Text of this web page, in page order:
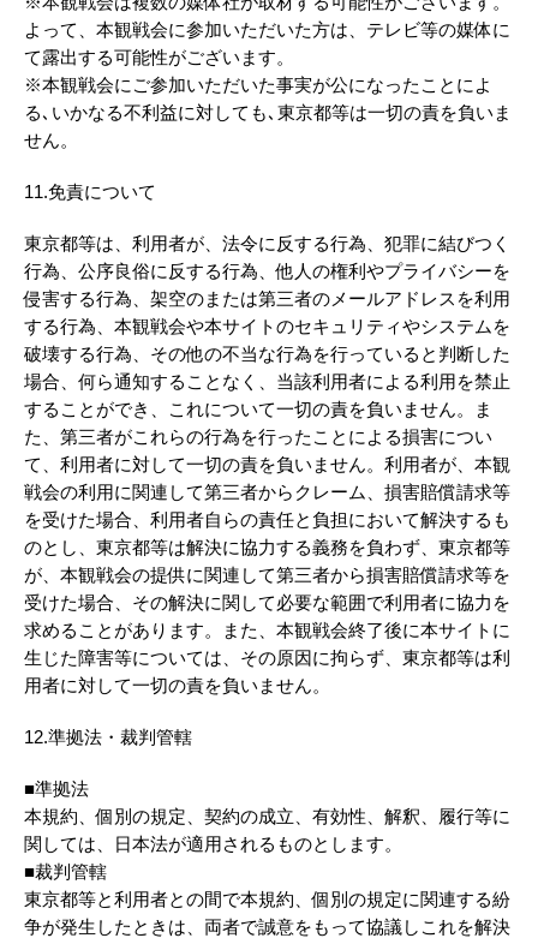
よって、本観戦会に参加いただいた方は、テレビ等の媒体に
て露出する可能性がございます。
※本観戦会にご参加いただいた事実が公になったことによ
る､いかなる不利益に対しても､東京都等は一切の責を負いま
せん。
11.免責について
東京都等は、利用者が、法令に反する行為、犯罪に結びつく
行為、公序良俗に反する行為、他人の権利やプライバシーを
侵害する行為、架空のまたは第三者のメールアドレスを利用
する行為、本観戦会や本サイトのセキュリティやシステムを
破壊する行為、その他の不当な行為を行っていると判断した
場合、何ら通知することなく、当該利用者による利用を禁止
することができ、これについて一切の責を負いません。ま
た、第三者がこれらの行為を行ったことによる損害につい
て、利用者に対して一切の責を負いません。利用者が、本観
戦会の利用に関連して第三者からクレーム、損害賠償請求等
を受けた場合、利用者自らの責任と負担において解決するも
のとし、東京都等は解決に協力する義務を負わず、東京都等
が、本観戦会の提供に関連して第三者から損害賠償請求等を
受けた場合、その解決に関して必要な範囲で利用者に協力を
求めることがあります。また、本観戦会終了後に本サイトに
生じた障害等については、その原因に拘らず、東京都等は利
用者に対して一切の責を負いません。
12.準拠法・裁判管轄
■準拠法
本規約、個別の規定、契約の成立、有効性、解釈、履行等に
関しては、日本法が適用されるものとします。
■裁判管轄
東京都等と利用者との間で本規約、個別の規定に関連する紛
争が発生したときは、両者で誠意をもって協議しこれを解決